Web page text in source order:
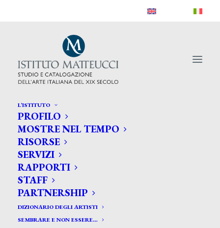
L’ISTITUTO
PROFILO
MOSTRE NEL TEMPO
RISORSE
SERVIZI
RAPPORTI
STAFF
PARTNERSHIP
DIZIONARIO DEGLI ARTISTI
SEMBRARE E NON ESSERE…
Shop